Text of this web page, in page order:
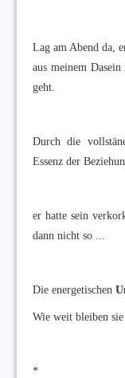
Lag am Abend da,
aus meinem Dasein
geht.
Durch die
Essenz der
er hatte sein
dann nicht so ...
Die energetischen
Wie weit bleiben
*